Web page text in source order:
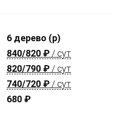
6 дерево (р)
840/820 ₽ / сут
820/790 ₽ / сут
740/720 ₽ / сут
680 ₽